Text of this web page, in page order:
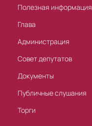
Полезная информация
Глава
Администрация
Совет депутатов
Документы
Публичные слушания
Торги